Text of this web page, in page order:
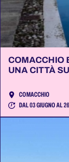
COMACCHIO
UNA CITTÀ
COMACCHIO
DAL 03 GIUGNO AL